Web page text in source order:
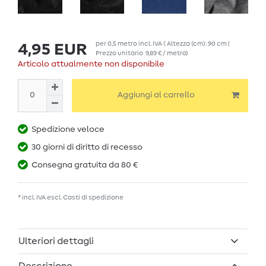
4,95 EUR per0,5 metroincl. IVA( Altezza (cm): 90 cm |
Prezzo unitario 9,89 € / metro)
Articolo attualmente non disponibile
Aggiungi al carrello
Spedizione veloce
30 giorni di diritto di recesso
Consegna gratuita da 80 €
* incl. IVA escl. Costi di spedizione
Ulteriori dettagli